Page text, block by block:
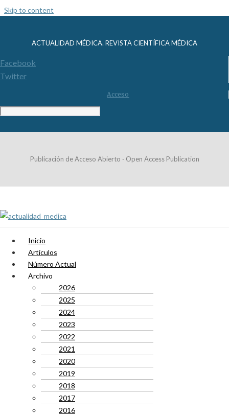
Skip to content
ACTUALIDAD MÉDICA. REVISTA CIENTÍFICA MÉDICA
Facebook
Twitter
Acceso
Publicación de Acceso Abierto · Open Access Publication
Inicio
Artículos
Número Actual
Archivo
2026
2025
2024
2023
2022
2021
2020
2019
2018
2017
2016